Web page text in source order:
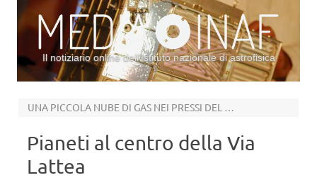
Il notiziario online dell’Istituto nazionale di astrofisica
UNA PICCOLA NUBE DI GAS NEI PRESSI DEL BUCO NERO
Pianeti al centro della Via
Lattea